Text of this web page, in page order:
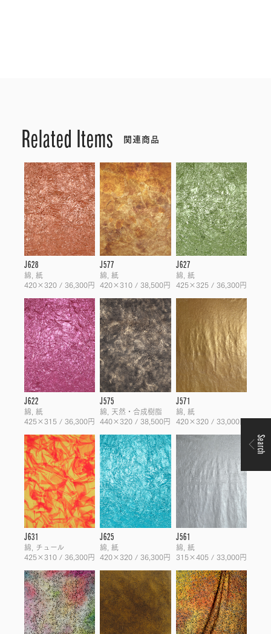
Related Items 関連商品
J628
綿, 紙
420×320 / 36,300円
J577
綿, 紙
420×310 / 38,500円
J627
綿, 紙
425×325 / 36,300円
J622
綿, 紙
425×315 / 36,300円
J575
綿, 天然・合成樹脂
440×320 / 38,500円
J571
綿, 紙
420×320 / 33,000円
J631
綿, チュール
425×310 / 36,300円
J625
綿, 紙
420×320 / 36,300円
J561
綿, 紙
315×405 / 33,000円
Search